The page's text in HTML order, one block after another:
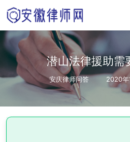
潜山法律援助需
安庆律师问答 2020年